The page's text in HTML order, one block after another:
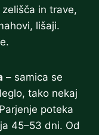
in trave,
lišaji.
– samica se
tako nekaj
poteka
45–53 dni. Od